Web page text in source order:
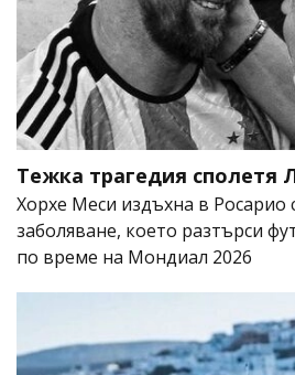
Тежка трагедия сполетя
Хорхе Меси издъхна в
заболяване, което разтърси
по време на Мондиал 2026